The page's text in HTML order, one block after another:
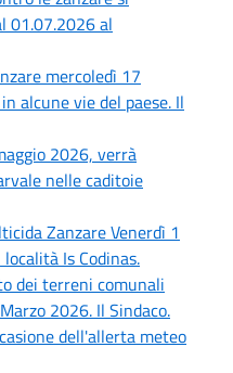
01.07.2026 al
mercoledì 17
alcune vie del paese. Il
2026, verrà
nelle caditoie
Zanzare Venerdì 1
Is Codinas.
dei terreni comunali
2026. Il Sindaco.
dell'allerta meteo